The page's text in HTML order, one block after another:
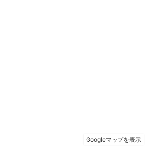
Googleマップを表示